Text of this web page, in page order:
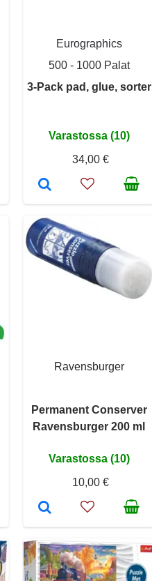
Eurographics
500 - 1000 Palat
3-Pack pad, glue, sorter
Varastossa (10)
34,00 €
Ravensburger
Permanent Conserver
Ravensburger 200 ml
Varastossa (10)
10,00 €